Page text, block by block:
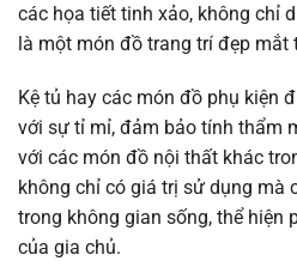
các họa tiết tinh xảo, không chỉ
là một món đồ trang trí đẹp mắt
Kệ tủ hay các món đồ phụ kiện
với sự tỉ mỉ, đảm bảo tính thẩm
với các món đồ nội thất khác
không chỉ có giá trị sử dụng mà
trong không gian sống, thể hiện
của gia chủ.